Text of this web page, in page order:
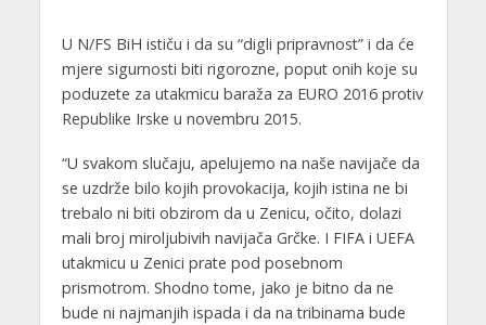
U N/FS BiH ističu i da su “digli pripravnost” i da će
mjere sigurnosti biti rigorozne, poput onih koje su
poduzete za utakmicu baraža za EURO 2016 protiv
Republike Irske u novembru 2015.
“U svakom slučaju, apelujemo na naše navijače da
se uzdrže bilo kojih provokacija, kojih istina ne bi
trebalo ni biti obzirom da u Zenicu, očito, dolazi
mali broj miroljubivih navijača Grčke. I FIFA i UEFA
utakmicu u Zenici prate pod posebnom
prismotrom. Shodno tome, jako je bitno da ne
bude ni najmanjih ispada i da na tribinama bude